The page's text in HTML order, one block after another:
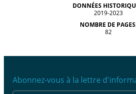
DONNÉES
2019-2023
NOMBRE DE
82
Abonnez-vous à la lettre